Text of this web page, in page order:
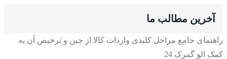
آخرین مطالب ما
راهنمای جامع مراحل کلیدی واردات کالا از چین و ترخیص آن به
کمک الو گمرک 24